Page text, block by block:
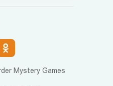
Mystery Games